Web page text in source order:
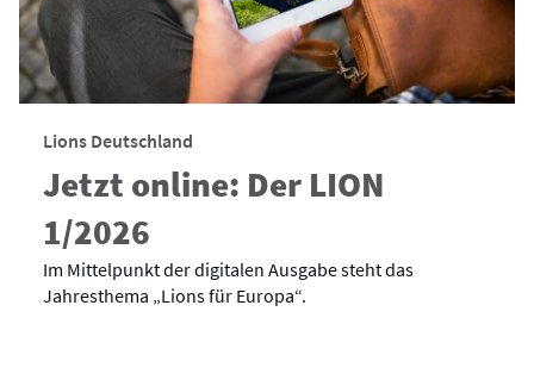
Lions Deutschland
Jetzt online: Der LION
1/2026
Im Mittelpunkt der digitalen Ausgabe steht das
Jahresthema „Lions für Europa“.